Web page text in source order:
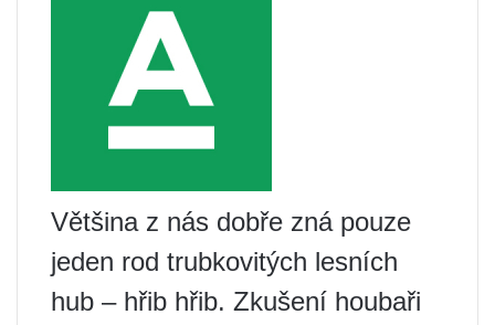
Většina z nás dobře zná pouze
jeden rod trubkovitých lesních
hub – hřib hřib. Zkušení houbaři